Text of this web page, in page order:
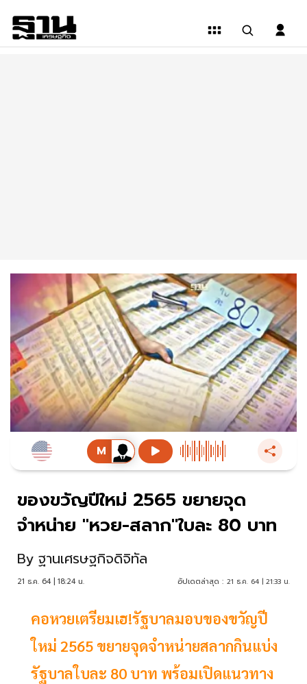
ของขวัญปีใหม่ 2565 ขยายจุด
จำหน่าย "หวย-สลาก"ใบละ 80 บาท
By ฐานเศรษฐกิจดิจิทัล
21 ธ.ค. 64 | 18:24 น. อัปเดตล่าสุด : 21 ธ.ค. 64 | 21:33 น.
คอหวยเตรียมเฮ!รัฐบาลมอบของขวัญปี
ใหม่ 2565 ขยายจุดจำหน่ายสลากกินแบ่ง
รัฐบาลใบละ 80 บาท พร้อมเปิดแนวทาง